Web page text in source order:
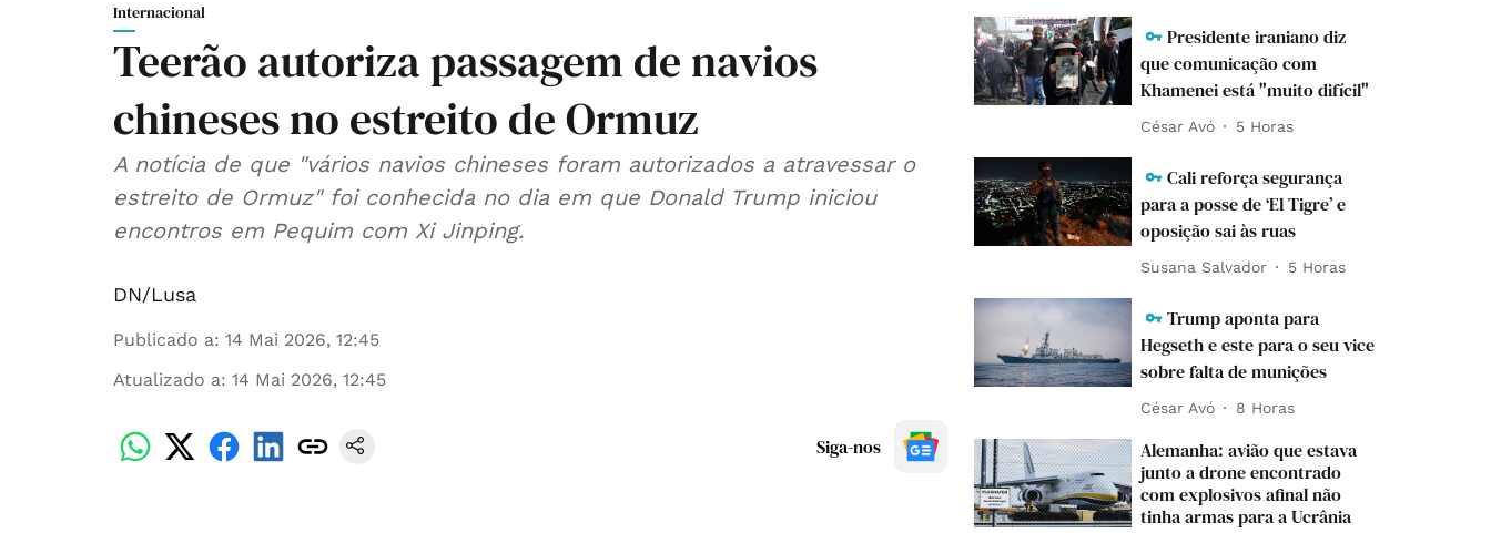
Internacional
Teerão autoriza passagem de navios
chineses no estreito de Ormuz
A notícia de que "vários navios chineses foram autorizados a atravessar o
estreito de Ormuz" foi conhecida no dia em que Donald Trump iniciou
encontros em Pequim com Xi Jinping.
DN/Lusa
Publicado a: 14 Mai 2026, 12:45
Atualizado a: 14 Mai 2026, 12:45
Siga-nos
Presidente iraniano diz
que comunicação com
Khamenei está "muito difícil"
César Avó 5 Horas
Cali reforça segurança
para a posse de ‘El Tigre’ e
oposição sai às ruas
Susana Salvador 5 Horas
Trump aponta para
Hegseth e este para o seu vice
sobre falta de munições
César Avó 8 Horas
Alemanha: avião que estava
junto a drone encontrado
com explosivos afinal não
tinha armas para a Ucrânia